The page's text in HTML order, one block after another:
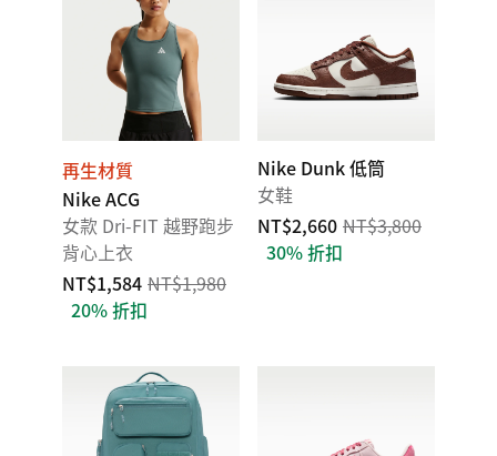
再生材質
Nike ACG
女款 Dri-FIT 越野跑步
背心上衣
NT$1,584 NT$1,980
20% 折扣
Nike Dunk 低筒
女鞋
NT$2,660 NT$3,800
30% 折扣